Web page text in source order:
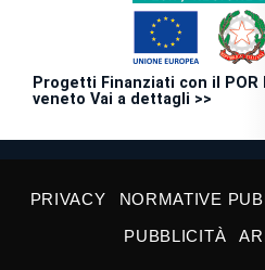
Progetti Finanziati con il POR
veneto Vai a dettagli >>
PRIVACY NORMATIVE
PUBBLICITÀ